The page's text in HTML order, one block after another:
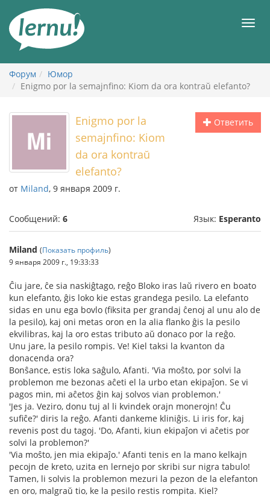
содержанию
Форум
Юмор
Enigmo por la semajnfino: Kiom da ora kontraŭ elefanto?
Ответить
Enigmo por la
semajnfino: Kiom
da ora kontraŭ
elefanto?
от Miland, 9 января 2009 г.
Сообщений: 6 Язык: Esperanto
Miland (Показать профиль)
9 января 2009 г., 19:33:33
Ĉiu jare, ĉe sia naskiĝtago, reĝo Bloko iras laŭ rivero en boato
kun elefanto, ĝis loko kie estas grandega pesilo. La elefanto
sidas en unu ega bovlo (fiksita per grandaj ĉenoj al unu alo de
la pesilo), kaj oni metas oron en la alia flanko ĝis la pesilo
ekvilibras, kaj la oro estas tributo aŭ donaco por la reĝo.
Unu jare, la pesilo rompis. Ve! Kiel taksi la kvanton da
donacenda ora?
Bonŝance, estis loka saĝulo, Afanti. 'Via moŝto, por solvi la
problemon me bezonas aĉeti el la urbo etan ekipaĵon. Se vi
pagos min, mi aĉetos ĝin kaj solvos vian problemon.'
'Jes ja. Veziro, donu tuj al li kvindek orajn monerojn! Ĉu
sufiĉe?' diris la reĝo. Afanti dankeme kliniĝis. Li iris for, kaj
revenis post du tagoj. 'Do, Afanti, kiun ekipaĵon vi aĉetis por
solvi la problemon?'
'Via moŝto, jen mia ekipaĵo.' Afanti tenis en la mano kelkajn
pecojn de kreto, uzita en lernejo por skribi sur nigra tabulo!
Tamen, li solvis la problemon mezuri la pezon de la elefanton
en oro, malgraŭ tio, ke la pesilo restis rompita. Kiel?